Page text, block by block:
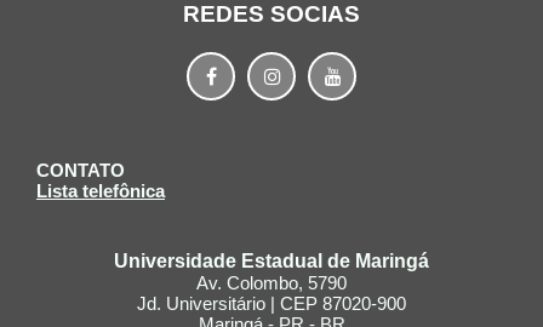
REDES SOCIAS
CONTATO
Lista telefônica
Universidade Estadual de Maringá
Av. Colombo, 5790
Jd. Universitário | CEP 87020-900